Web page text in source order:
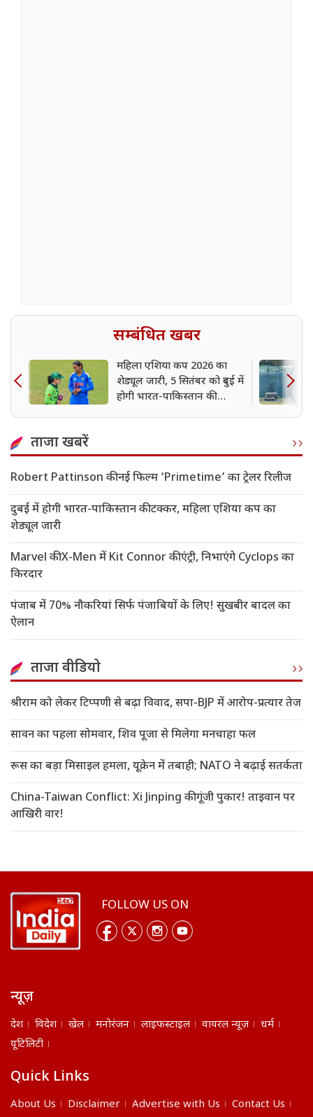
सम्बंधित खबर
महिला एशिया कप 2026 का
शेड्यूल जारी, 5 सितंबर को दुबई में
होगी भारत-पाकिस्तान की
ताजा खबरें
Robert Pattinson की नई फिल्म ‘Primetime’ का ट्रेलर रिलीज
दुबई में होगी भारत-पाकिस्तान की टक्कर, महिला एशिया कप का
शेड्यूल जारी
Marvel की X-Men में Kit Connor की एंट्री, निभाएंगे Cyclops का
किरदार
पंजाब में 70% नौकरियां सिर्फ पंजाबियों के लिए! सुखबीर बादल का
ऐलान
ताजा वीडियो
श्रीराम को लेकर टिप्पणी से बढ़ा विवाद, सपा-BJP में आरोप-प्रत्यार तेज
सावन का पहला सोमवार, शिव पूजा से मिलेगा मनचाहा फल
रूस का बड़ा मिसाइल हमला, यूक्रेन में तबाही; NATO ने बढ़ाई सतर्कता
China-Taiwan Conflict: Xi Jinping की गूंजी पुकार! ताइवान पर
आखिरी वार!
FOLLOW US ON
न्यूज़
देश विदेश खेल मनोरंजन लाइफस्टाइल वायरल न्यूज़
धर्म
यूटिलिटी
Quick Links
About Us Disclaimer Advertise with Us Contact Us